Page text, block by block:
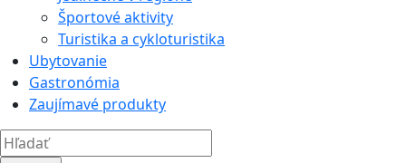
Športové aktivity
Turistika a cykloturistika
Ubytovanie
Gastronómia
Zaujímavé produkty